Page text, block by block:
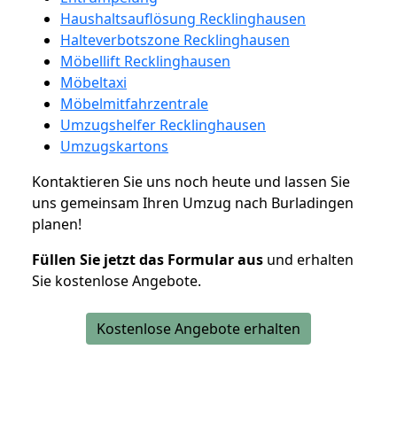
Haushaltsauflösung Recklinghausen
Halteverbotszone Recklinghausen
Möbellift Recklinghausen
Möbeltaxi
Möbelmitfahrzentrale
Umzugshelfer Recklinghausen
Umzugskartons
Kontaktieren Sie uns noch heute und lassen Sie
uns gemeinsam Ihren Umzug nach Burladingen
planen!
Füllen Sie jetzt das Formular aus und erhalten
Sie kostenlose Angebote.
Kostenlose Angebote erhalten